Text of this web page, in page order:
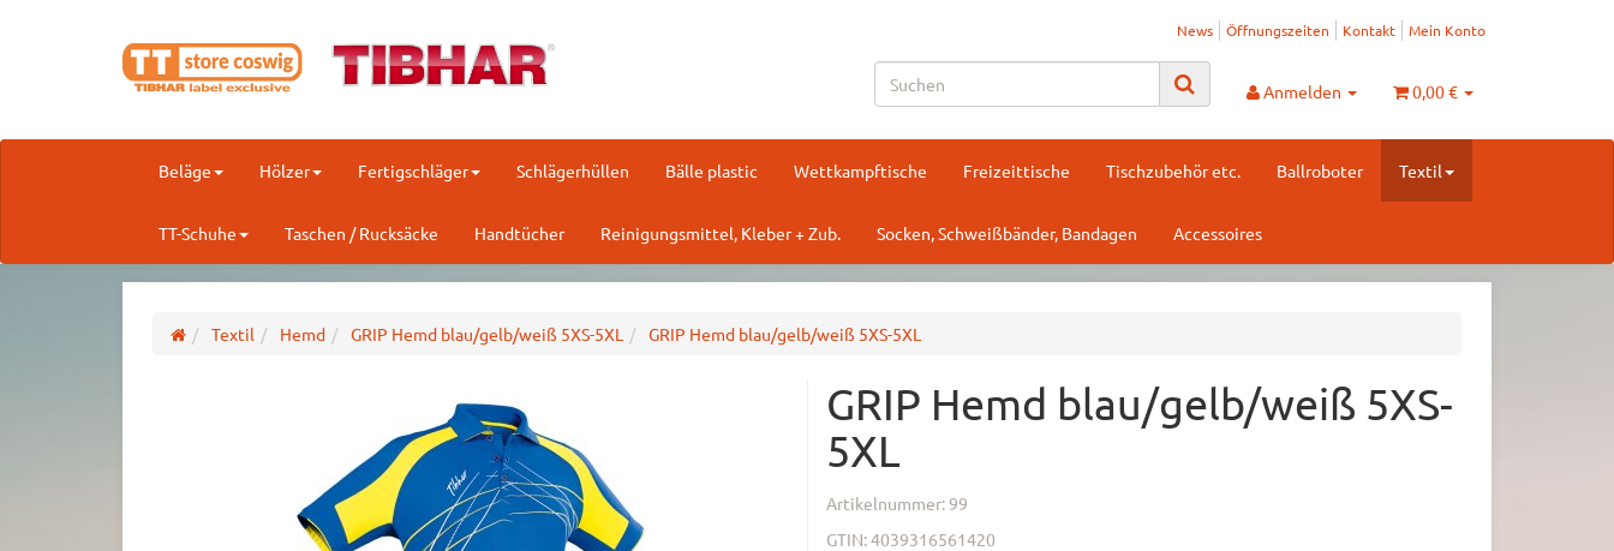
News Öffnungszeiten Kontakt Mein Konto
Anmelden 0,00 €
Beläge Hölzer Fertigschläger Schlägerhüllen Bälle plastic Wettkampftische Freizeittische Tischzubehör etc. Ballroboter Textil
TT-Schuhe Taschen / Rucksäcke Handtücher Reinigungsmittel, Kleber + Zub. Socken, Schweißbänder, Bandagen Accessoires
Textil Hemd GRIP Hemd blau/gelb/weiß 5XS-5XL GRIP Hemd blau/gelb/weiß 5XS-5XL
GRIP Hemd blau/gelb/weiß 5XS-
5XL
Artikelnummer: 99
GTIN:4039316561420